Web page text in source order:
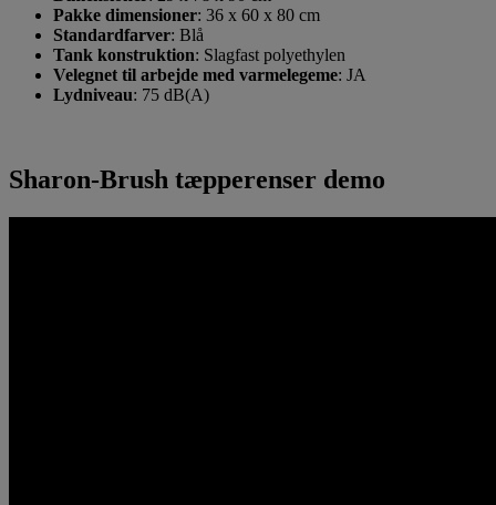
Pakke dimensioner: 36 x 60 x 80 cm
Standardfarver: Blå
Tank konstruktion: Slagfast polyethylen
Velegnet til arbejde med varmelegeme: JA
Lydniveau: 75 dB(A)
Sharon-Brush tæpperenser demo